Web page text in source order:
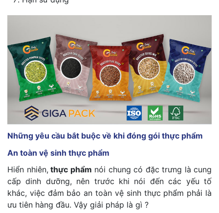
Những yêu cầu bắt buộc về khi đóng gói thực phẩm
An toàn vệ sinh thực phẩm
Hiển nhiên, thực phẩm nói chung có đặc trưng là cung
cấp dinh dưỡng, nên trước khi nói đến các yếu tố
khác, việc đảm bảo an toàn vệ sinh thực phẩm phải là
ưu tiên hàng đầu. Vậy giải pháp là gì ?